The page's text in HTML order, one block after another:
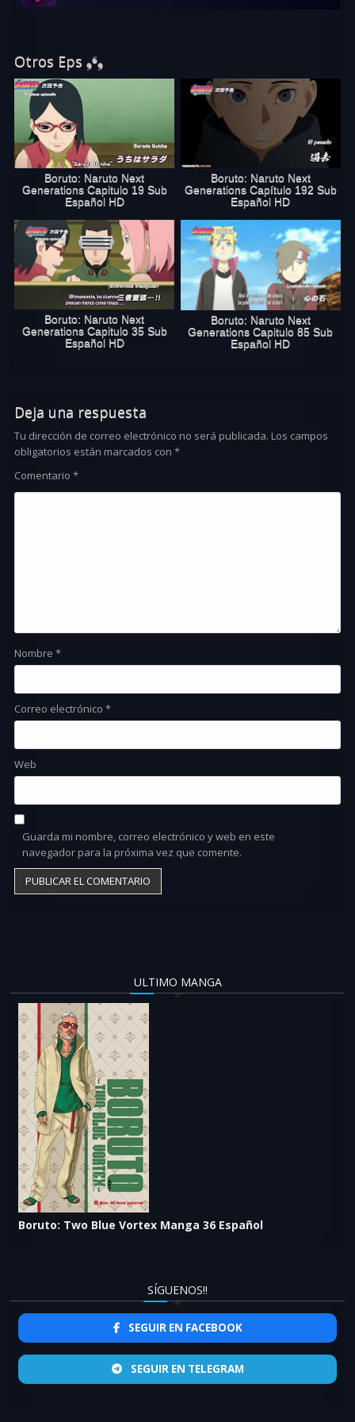
Online en verboruto.online
Otros Eps ❟❛❟
Boruto: Naruto Next
Generations Capitulo 19 Sub
Español HD
Boruto: Naruto Next
Generations Capítulo 192 Sub
Español HD
Boruto: Naruto Next
Generations Capitulo 35 Sub
Español HD
Boruto: Naruto Next
Generations Capitulo 85 Sub
Español HD
Deja una respuesta
Tu dirección de correo electrónico no será publicada. Los campos
obligatorios están marcados con*
Comentario*
Nombre*
Correo electrónico*
Web
Guarda mi nombre, correo electrónico y web en este
navegador para la próxima vez que comente.
ULTIMO MANGA
Boruto: Two Blue Vortex Manga 36 Español
SÍGUENOS!!
SEGUIR EN FACEBOOK
SEGUIR EN TELEGRAM